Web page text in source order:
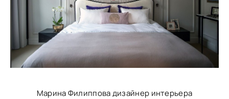
Марина Филиппова дизайнер интерьера